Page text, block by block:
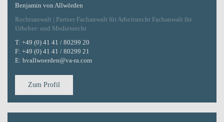
Benjamin von Allwörden
Rechtsanwalt | Partner Fachanwalt für Arbeitsrecht Fachanwalt für
Urheber- und Medienrecht
T: +49 (0) 41 41 / 80299 20
F: +49 (0) 41 41 / 80299 21
E: bvallwoerden@va-ra.com
Zum Profil